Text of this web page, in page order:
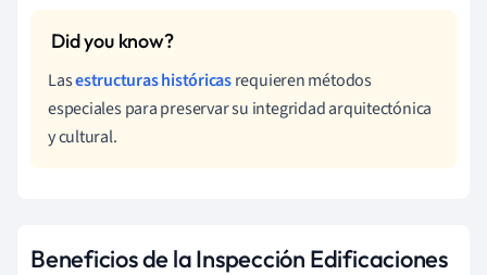
Lasestructuras históricasrequieren métodos
especiales para preservar su integridad arquitectónica
y cultural.
Beneficios de la Inspección Edificaciones